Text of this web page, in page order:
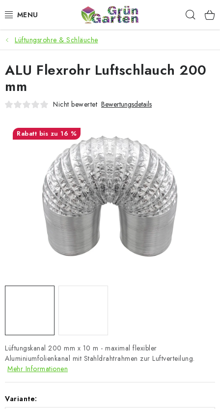
Inhalt
ANGEBOTE
LED PFLANZENLAMPEN
ANBAUBEDARF FÜR DEN HEIMANBAU
SMARTER GARTEN
Geschäftsbewertung Kaufberatung AGB
Blog
Datenschutzerklärung Impressum
Lüftungsrohre & Schläuche
Lüftungskanal 200 mm x 10 m - maximal flexibler
Aluminiumfolienkanal mit Stahldrahtrahmen zur Luftverteilung.
Mehr Informationen
Variante:
ALU Flexrohr Luftschlauch 200
mm
Nicht bewertet Bewertungsdetails
bis zu 16 %